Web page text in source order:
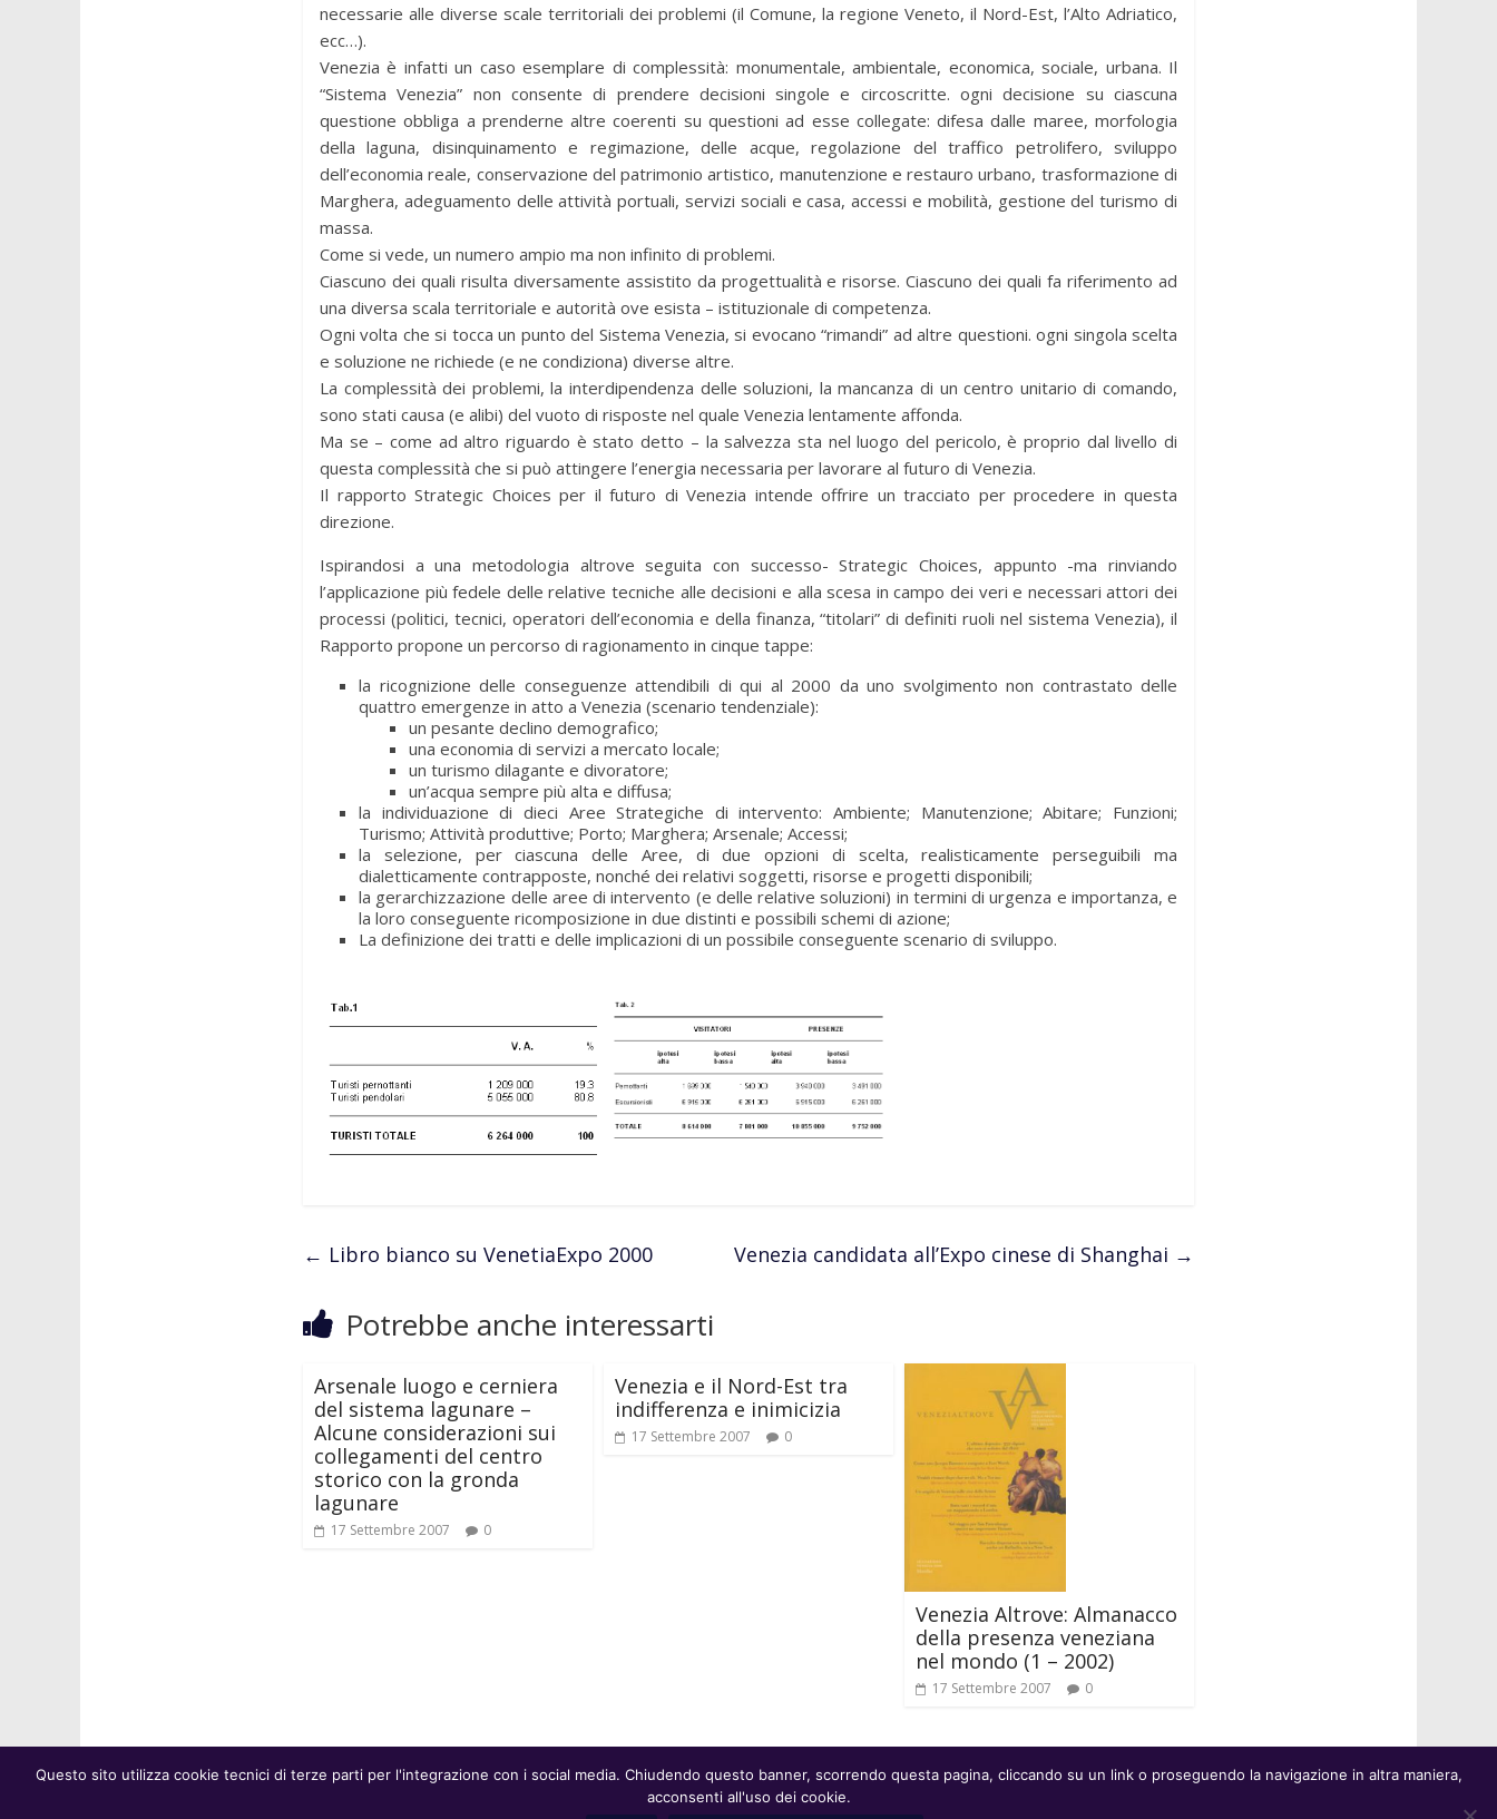
necessarie alle diverse scale territoriali dei problemi (il Comune, la regione Veneto, il Nord-Est, l’Alto Adriatico,
ecc…).
Venezia è infatti un caso esemplare di complessità: monumentale, ambientale, economica, sociale, urbana. Il
“Sistema Venezia” non consente di prendere decisioni singole e circoscritte. ogni decisione su ciascuna
questione obbliga a prenderne altre coerenti su questioni ad esse collegate: difesa dalle maree, morfologia
della laguna, disinquinamento e regimazione, delle acque, regolazione del traffico petrolifero, sviluppo
dell’economia reale, conservazione del patrimonio artistico, manutenzione e restauro urbano, trasformazione di
Marghera, adeguamento delle attività portuali, servizi sociali e casa, accessi e mobilità, gestione del turismo di
massa.
Come si vede, un numero ampio ma non infinito di problemi.
Ciascuno dei quali risulta diversamente assistito da progettualità e risorse. Ciascuno dei quali fa riferimento ad
una diversa scala territoriale e autorità ove esista – istituzionale di competenza.
Ogni volta che si tocca un punto del Sistema Venezia, si evocano “rimandi” ad altre questioni. ogni singola scelta
e soluzione ne richiede (e ne condiziona) diverse altre.
La complessità dei problemi, la interdipendenza delle soluzioni, la mancanza di un centro unitario di comando,
sono stati causa (e alibi) del vuoto di risposte nel quale Venezia lentamente affonda.
Ma se – come ad altro riguardo è stato detto – la salvezza sta nel luogo del pericolo, è proprio dal livello di
questa complessità che si può attingere l’energia necessaria per lavorare al futuro di Venezia.
Il rapporto Strategic Choices per il futuro di Venezia intende offrire un tracciato per procedere in questa
direzione.
Ispirandosi a una metodologia altrove seguita con successo- Strategic Choices, appunto -ma rinviando
l’applicazione più fedele delle relative tecniche alle decisioni e alla scesa in campo dei veri e necessari attori dei
processi (politici, tecnici, operatori dell’economia e della finanza, “titolari” di definiti ruoli nel sistema Venezia), il
Rapporto propone un percorso di ragionamento in cinque tappe:
la ricognizione delle conseguenze attendibili di qui al 2000 da uno svolgimento non contrastato delle
quattro emergenze in atto a Venezia (scenario tendenziale):
un pesante declino demografico;
una economia di servizi a mercato locale;
un turismo dilagante e divoratore;
un’acqua sempre più alta e diffusa;
la individuazione di dieci Aree Strategiche di intervento: Ambiente; Manutenzione; Abitare; Funzioni;
Turismo; Attività produttive; Porto; Marghera; Arsenale; Accessi;
la selezione, per ciascuna delle Aree, di due opzioni di scelta, realisticamente perseguibili ma
dialetticamente contrapposte, nonché dei relativi soggetti, risorse e progetti disponibili;
la gerarchizzazione delle aree di intervento (e delle relative soluzioni) in termini di urgenza e importanza, e
la loro conseguente ricomposizione in due distinti e possibili schemi di azione;
La definizione dei tratti e delle implicazioni di un possibile conseguente scenario di sviluppo.
← Libro bianco su VenetiaExpo 2000 Venezia candidata all’Expo cinese di Shanghai →
Potrebbe anche interessarti
Arsenale luogo e cerniera
del sistema lagunare –
Alcune considerazioni sui
collegamenti del centro
storico con la gronda
lagunare
17 Settembre 2007 0
Venezia e il Nord-Est tra
indifferenza e inimicizia
17 Settembre 2007 0
Venezia Altrove: Almanacco
della presenza veneziana
nel mondo (1 – 2002)
17 Settembre 2007 0
© Fondazione Venezia 2000 // C.F.: 94046390277 // P.IVA: 04413720279
Questo sito utilizza cookie tecnici di terze parti per l'integrazione con i social media. Chiudendo questo banner, scorrendo questa pagina, cliccando su un link o proseguendo la navigazione in altra maniera,
acconsenti all'uso dei cookie.